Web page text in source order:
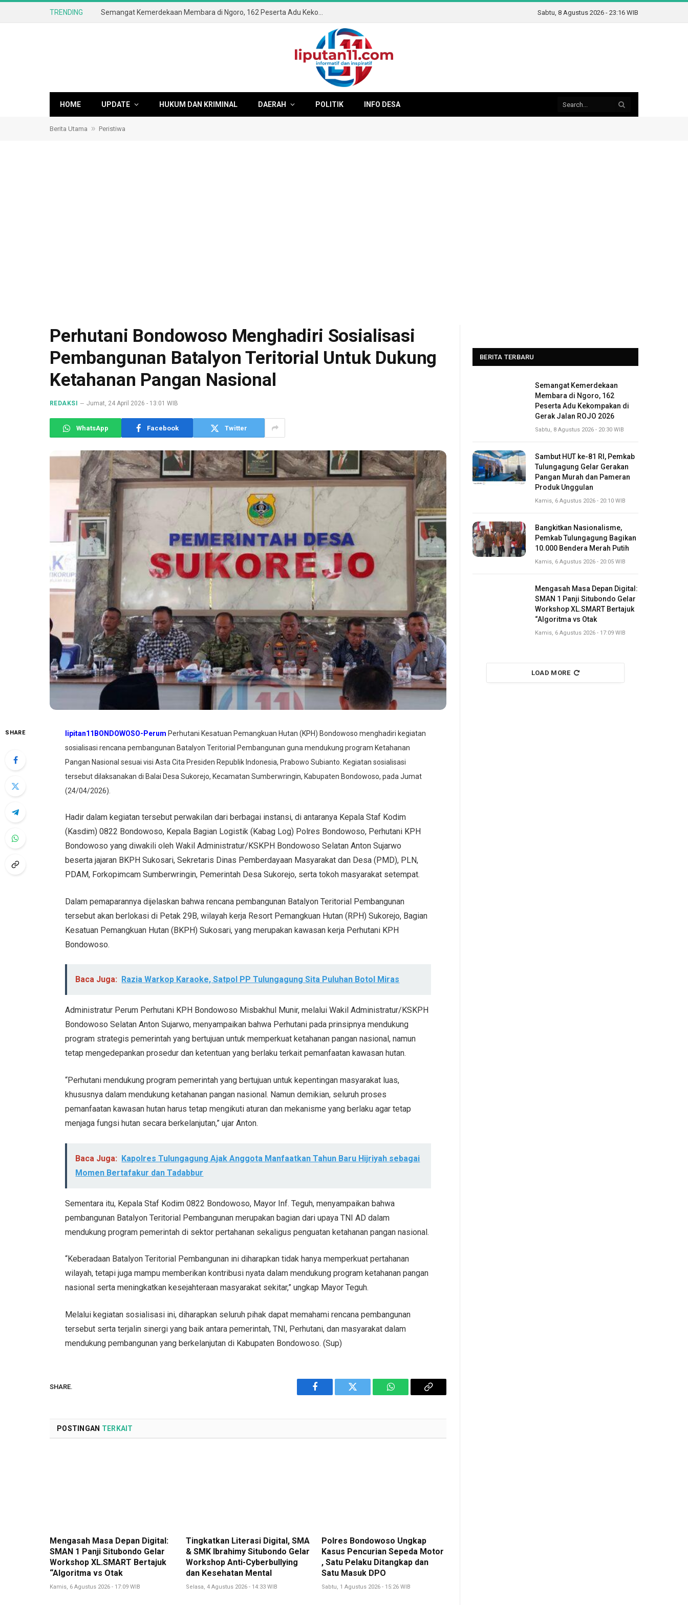
TRENDING Sabtu, 8 Agustus 2026 - 23:16 WIB
HOME UPDATE HUKUM DAN KRIMINAL DAERAH POLITIK INFO DESA
Berita Utama » Peristiwa
Perhutani Bondowoso Menghadiri Sosialisasi
Pembangunan Batalyon Teritorial Untuk Dukung
Ketahanan Pangan Nasional
REDAKSI Jumat, 24 April 2026 - 13:01 WIB
WhatsApp Facebook Twitter
SHARE lipitan11BONDOWOSO-Perum Perhutani Kesatuan Pemangkuan Hutan (KPH) Bondowoso menghadiri kegiatan
sosialisasi rencana pembangunan Batalyon Teritorial Pembangunan guna mendukung program Ketahanan
Pangan Nasional sesuai visi Asta Cita Presiden Republik Indonesia, Prabowo Subianto. Kegiatan sosialisasi
tersebut dilaksanakan di Balai Desa Sukorejo, Kecamatan Sumberwringin, Kabupaten Bondowoso, pada Jumat
(24/04/2026).
Hadir dalam kegiatan tersebut perwakilan dari berbagai instansi, di antaranya Kepala Staf Kodim
(Kasdim) 0822 Bondowoso, Kepala Bagian Logistik (Kabag Log) Polres Bondowoso, Perhutani KPH
Bondowoso yang diwakili oleh Wakil Administratur/KSKPH Bondowoso Selatan Anton Sujarwo
beserta jajaran BKPH Sukosari, Sekretaris Dinas Pemberdayaan Masyarakat dan Desa (PMD), PLN,
PDAM, Forkopimcam Sumberwringin, Pemerintah Desa Sukorejo, serta tokoh masyarakat setempat.
Dalam pemaparannya dijelaskan bahwa rencana pembangunan Batalyon Teritorial Pembangunan
tersebut akan berlokasi di Petak 29B, wilayah kerja Resort Pemangkuan Hutan (RPH) Sukorejo, Bagian
Kesatuan Pemangkuan Hutan (BKPH) Sukosari, yang merupakan kawasan kerja Perhutani KPH
Bondowoso.
Baca Juga: Razia Warkop Karaoke, Satpol PP Tulungagung Sita Puluhan Botol Miras
Administratur Perum Perhutani KPH Bondowoso Misbakhul Munir, melalui Wakil Administratur/KSKPH
Bondowoso Selatan Anton Sujarwo, menyampaikan bahwa Perhutani pada prinsipnya mendukung
program strategis pemerintah yang bertujuan untuk memperkuat ketahanan pangan nasional, namun
tetap mengedepankan prosedur dan ketentuan yang berlaku terkait pemanfaatan kawasan hutan.
“Perhutani mendukung program pemerintah yang bertujuan untuk kepentingan masyarakat luas,
khususnya dalam mendukung ketahanan pangan nasional. Namun demikian, seluruh proses
pemanfaatan kawasan hutan harus tetap mengikuti aturan dan mekanisme yang berlaku agar tetap
menjaga fungsi hutan secara berkelanjutan,” ujar Anton.
Baca Juga: Kapolres Tulungagung Ajak Anggota Manfaatkan Tahun Baru Hijriyah sebagai
Momen Bertafakur dan Tadabbur
Sementara itu, Kepala Staf Kodim 0822 Bondowoso, Mayor Inf. Teguh, menyampaikan bahwa
pembangunan Batalyon Teritorial Pembangunan merupakan bagian dari upaya TNI AD dalam
mendukung program pemerintah di sektor pertahanan sekaligus penguatan ketahanan pangan nasional.
“Keberadaan Batalyon Teritorial Pembangunan ini diharapkan tidak hanya memperkuat pertahanan
wilayah, tetapi juga mampu memberikan kontribusi nyata dalam mendukung program ketahanan pangan
nasional serta meningkatkan kesejahteraan masyarakat sekitar,” ungkap Mayor Teguh.
Melalui kegiatan sosialisasi ini, diharapkan seluruh pihak dapat memahami rencana pembangunan
tersebut serta terjalin sinergi yang baik antara pemerintah, TNI, Perhutani, dan masyarakat dalam
mendukung pembangunan yang berkelanjutan di Kabupaten Bondowoso. (Sup)
SHARE.
Facebook Twitter WhatsAppCopy
POSTINGAN TERKAIT
Mengasah Masa Depan Digital:
SMAN 1 Panji Situbondo Gelar
Workshop XL.SMART Bertajuk
“Algoritma vs Otak
Kamis, 6 Agustus 2026 - 17:09 WIB
Tingkatkan Literasi Digital, SMA
& SMK Ibrahimy Situbondo Gelar
Workshop Anti-Cyberbullying
dan Kesehatan Mental
Selasa, 4 Agustus 2026 - 14:33 WIB
Polres Bondowoso Ungkap
Kasus Pencurian Sepeda Motor
, Satu Pelaku Ditangkap dan
Satu Masuk DPO
Sabtu, 1 Agustus 2026 - 15:26 WIB
BERITA TERBARU
Semangat Kemerdekaan
Membara di Ngoro, 162
Peserta Adu Kekompakan di
Gerak Jalan ROJO 2026
Sabtu, 8 Agustus 2026 - 20:30 WIB
Sambut HUT ke-81 RI, Pemkab
Tulungagung Gelar Gerakan
Pangan Murah dan Pameran
Produk Unggulan
Kamis, 6 Agustus 2026 - 20:10 WIB
Bangkitkan Nasionalisme,
Pemkab Tulungagung Bagikan
10.000 Bendera Merah Putih
Kamis, 6 Agustus 2026 - 20:05 WIB
Mengasah Masa Depan Digital:
SMAN 1 Panji Situbondo Gelar
Workshop XL.SMART Bertajuk
“Algoritma vs Otak
Kamis, 6 Agustus 2026 - 17:09 WIB
LOAD MORE